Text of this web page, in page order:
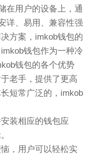
在用户的设备上，通
详、易用、兼容性强
方案，imkob钱包的
钱包作为一种冷
钱包的各个优势
老手，提供了更高
短常广泛的，imkob
装相应的钱包应
，用户可以轻松实